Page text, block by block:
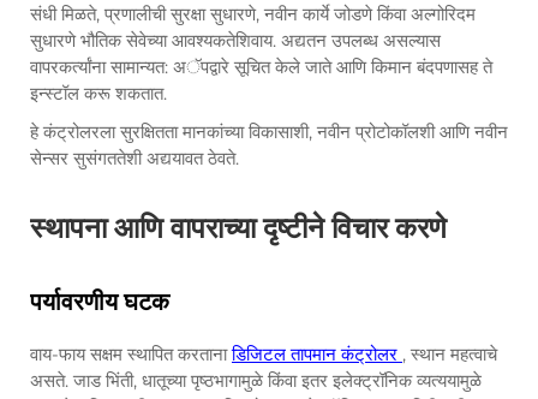
संधी मिळते, प्रणालीची सुरक्षा सुधारणे, नवीन कार्ये जोडणे किंवा अल्गोरिदम
सुधारणे भौतिक सेवेच्या आवश्यकतेशिवाय. अद्यतन उपलब्ध असल्यास
वापरकर्त्यांना सामान्यत: अॅपद्वारे सूचित केले जाते आणि किमान बंदपणासह ते
इन्स्टॉल करू शकतात.
हे कंट्रोलरला सुरक्षितता मानकांच्या विकासाशी, नवीन प्रोटोकॉलशी आणि नवीन
सेन्सर सुसंगततेशी अद्ययावत ठेवते.
स्थापना आणि वापराच्या दृष्टीने विचार करणे
पर्यावरणीय घटक
वाय-फाय सक्षम स्थापित करतानाडिजिटल तापमान कंट्रोलर , स्थान महत्वाचे
असते. जाड भिंती, धातूच्या पृष्ठभागामुळे किंवा इतर इलेक्ट्रॉनिक व्यत्ययामुळे